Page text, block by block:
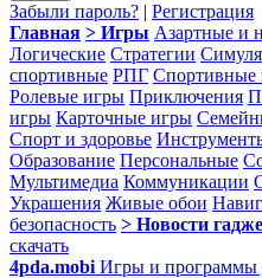
Забыли пароль? | Регистрация
Главная > Игры Азартные и
Логические Стратегии
спортивные РПГ Спортивные
Ролевые игры Приключения
игры Карточные игры
Спорт и здоровье
Образование Персональные
Мультимедиа Коммуникации
Украшения Живые обои
безопасность > Новости
скачать
4pda.mobi Игры и программы